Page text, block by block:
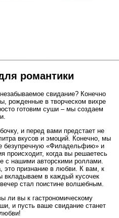
романтики
свидание? Конечно
рожденные в творческом вихре
готовим суши – мы создаем
и перед вами предстает не
вкусов и эмоций. Конечно, мы
безупречную «Филадельфию» и
происходит, когда вы решаетесь
с нашими авторскими роллами.
это признание в любви. К вам, к
вкладываем в каждый кусочек
стал поистине волшебным.
ли вы к гастрономическому
и пусть ваше свидание станет